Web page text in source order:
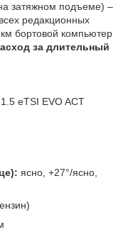
затяжном подъеме) –
редакционных
бортовой компьютер
за длительный
eTSI EVO ACT
ясно, +27°/ясно,